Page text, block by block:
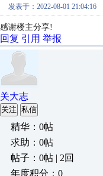
发表于：2022-08-01 21:04:16
感谢楼主分享!
回复 引用 举报
关大志
关注 私信
精华：0帖
求助：0帖
帖子：0帖 | 2回
年度积分：0